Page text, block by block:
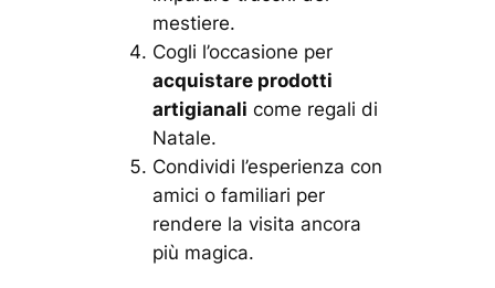
mestiere.
Cogli l’occasione per
acquistare prodotti
artigianali come regali di
Natale.
Condividi l’esperienza con
amici o familiari per
rendere la visita ancora
più magica.